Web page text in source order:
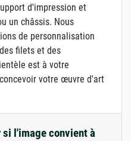
d'impression et
un châssis. Nous
de personnalisation
filets et des
est à votre
votre œuvre d'art
l'image convient à